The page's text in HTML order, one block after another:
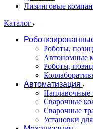
Лизинговые
Каталог
Роботы,
Автономные
Роботы,
Автоматизация
Наплавочные
Сварочные
Сварочные
Установки